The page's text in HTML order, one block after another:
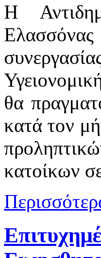
Η
Ελασσόνας
θα
κατά τον
κατοίκων